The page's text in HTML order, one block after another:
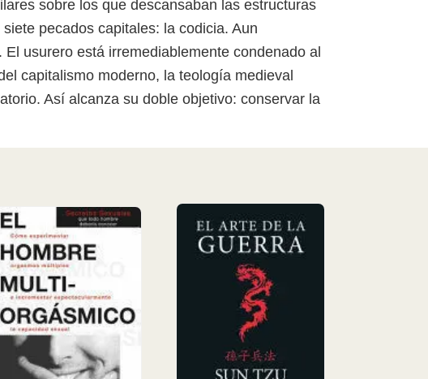
sobre los que descansaban las estructuras
pecados capitales: la codicia. Aun
usurero está irremediablemente condenado al
capitalismo moderno, la teología medieval
Así alcanza su doble objetivo: conservar la